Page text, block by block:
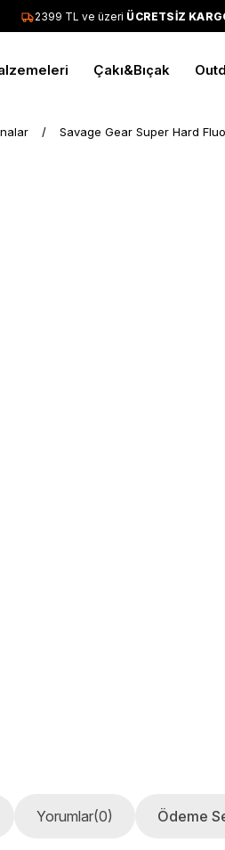
2399 TL ve üzeriÜCRETSİZ KARGO
Çakı&Bıçak
Savage Gear Super Hard
Yorumlar(0) Ödeme